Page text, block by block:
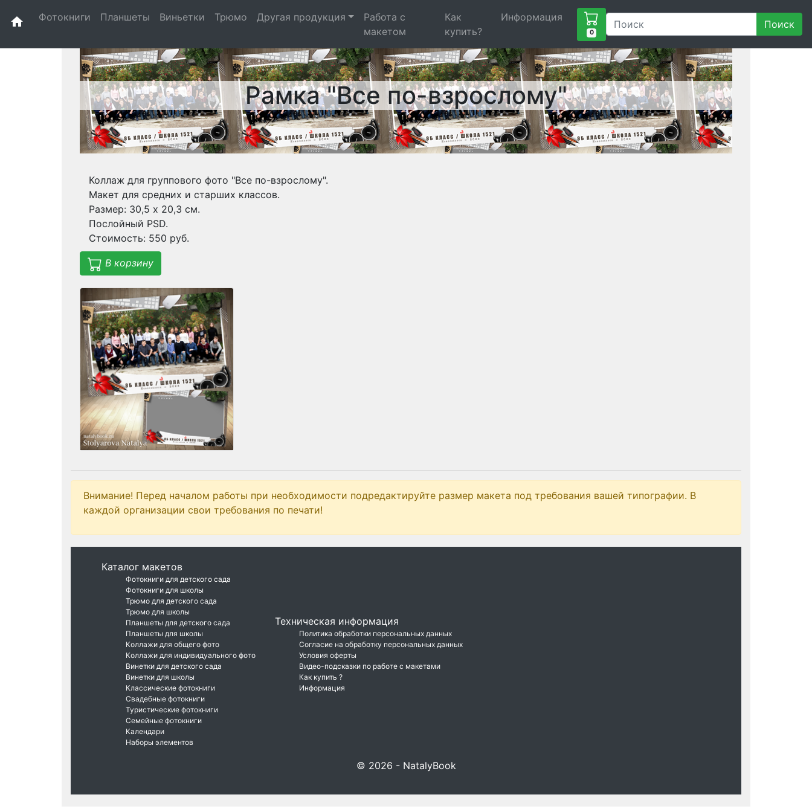
home Фотокниги Планшеты Виньетки Трюмо Другая продукция
Работа с
макетом
Как
купить?
Информация
0
Поиск
Рамка "Все по-взрослому"
Коллаж для группового фото "Все по-взрослому".
Макет для средних и старших классов.
Размер: 30,5 х 20,3 см.
Послойный PSD.
Стоимость: 550 руб.
В корзину
Внимание! Перед началом работы при необходимости подредактируйте размер макета под требования вашей типографии. В
каждой организации свои требования по печати!
Каталог макетов
Фотокниги для детского сада
Фотокниги для школы
Трюмо для детского сада
Трюмо для школы
Планшеты для детского сада
Планшеты для школы
Коллажи для общего фото
Коллажи для индивидуального фото
Винетки для детского сада
Винетки для школы
Классические фотокниги
Свадебные фотокниги
Туристические фотокниги
Семейные фотокниги
Календари
Наборы элементов
Техническая информация
Политика обработки персональных данных
Согласие на обработку персональных данных
Условия оферты
Видео-подсказки по работе с макетами
Как купить ?
Информация
© 2026 - NatalyBook